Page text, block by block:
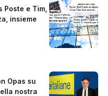
Poste e Tim,
insieme
Opas su
nostra